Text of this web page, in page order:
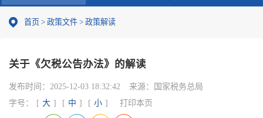
首页 > 政策文件 > 政策解读
关于《欠税公告办法》的解读
发布时间： 2025-12-03 18:32:42 来源：
国家税务总局
字号：
[ 大 ] [ 中 ] [ 小 ] 打印本页